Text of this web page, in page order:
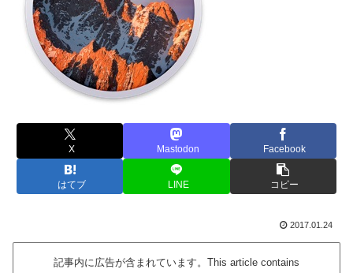
X Mastodon Facebook
はてブ LINE コピー
2017.01.24
記事内に広告が含まれています。This article contains